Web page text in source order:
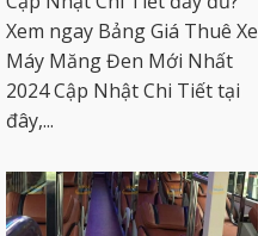
Xem ngay Bảng Giá Thuê Xe
Máy Măng Đen Mới Nhất
2024 Cập Nhật Chi Tiết tại
đây,...